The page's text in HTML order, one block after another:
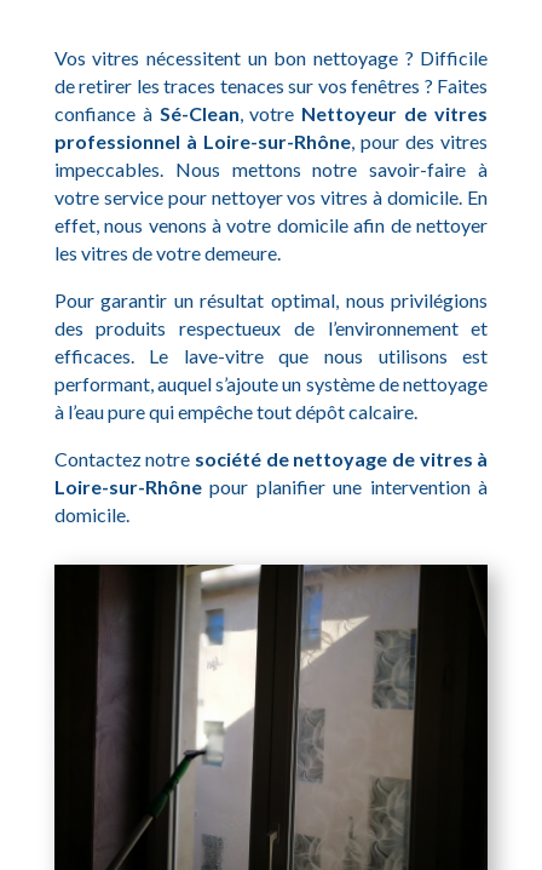
Vos vitres nécessitent un bon nettoyage ? Difficile
de retirer les traces tenaces sur vos fenêtres ? Faites
confiance à Sé-Clean, votre Nettoyeur de vitres
professionnel à Loire-sur-Rhône, pour des vitres
impeccables. Nous mettons notre savoir-faire à
votre service pour nettoyer vos vitres à domicile. En
effet, nous venons à votre domicile afin de nettoyer
les vitres de votre demeure.
Pour garantir un résultat optimal, nous privilégions
des produits respectueux de l’environnement et
efficaces. Le lave-vitre que nous utilisons est
performant, auquel s’ajoute un système de nettoyage
à l’eau pure qui empêche tout dépôt calcaire.
Contactez notre société de nettoyage de vitres à
Loire-sur-Rhônepour planifier une intervention à
domicile.